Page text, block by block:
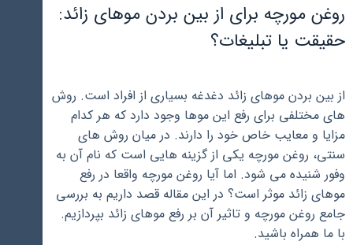
روغن مورچه برای از بین بردن موهای زائد:
حقیقت یا تبلیغات؟
از بین بردن موهای زائد دغدغه بسیاری از افراد است. روش
های مختلفی برای رفع این موها وجود دارد که هر کدام
مزایا و معایب خاص خود را دارند. در میان روش های
سنتی، روغن مورچه یکی از گزینه هایی است که نام آن به
وفور شنیده می شود. اما آیا روغن مورچه واقعا در رفع
موهای زائد موثر است؟ در این مقاله قصد داریم به بررسی
جامع روغن مورچه و تاثیر آن بر رفع موهای زائد بپردازیم.
با ما همراه باشید.